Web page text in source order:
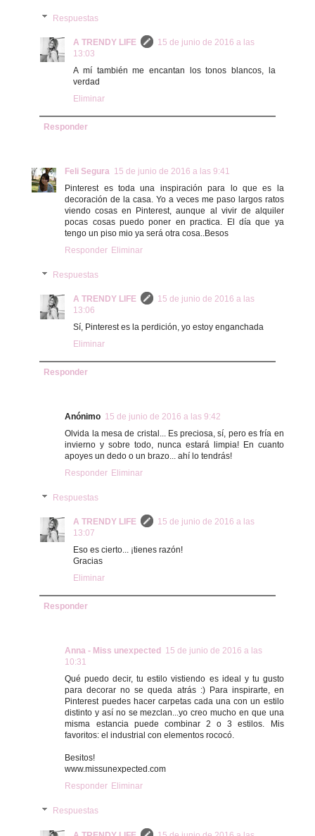
Respuestas
A TRENDY LIFE
15 de junio de 2016 a las
13:03
A mí también me encantan los tonos blancos, la
verdad
Eliminar
Responder
Feli Segura 15 de junio de 2016 a las 9:41
Pinterest es toda una inspiración para lo que es la
decoración de la casa. Yo a veces me paso largos ratos
viendo cosas en Pinterest, aunque al vivir de alquiler
pocas cosas puedo poner en practica. El día que ya
tengo un piso mio ya será otra cosa..Besos
Responder Eliminar
Respuestas
A TRENDY LIFE
15 de junio de 2016 a las
13:06
Sí, Pinterest es la perdición, yo estoy enganchada
Eliminar
Responder
Anónimo 15 de junio de 2016 a las 9:42
Olvida la mesa de cristal... Es preciosa, sí, pero es fría en
invierno y sobre todo, nunca estará limpia! En cuanto
apoyes un dedo o un brazo... ahí lo tendrás!
Responder Eliminar
Respuestas
A TRENDY LIFE
15 de junio de 2016 a las
13:07
Eso es cierto... ¡tienes razón!
Gracias
Eliminar
Responder
Anna - Miss unexpected
15 de junio de 2016 a las
10:31
Qué puedo decir, tu estilo vistiendo es ideal y tu gusto
para decorar no se queda atrás :) Para inspirarte, en
Pinterest puedes hacer carpetas cada una con un estilo
distinto y así no se mezclan...yo creo mucho en que una
misma estancia puede combinar 2 o 3 estilos. Mis
favoritos: el industrial con elementos rococó.
Besitos!
www.missunexpected.com
Responder Eliminar
Respuestas